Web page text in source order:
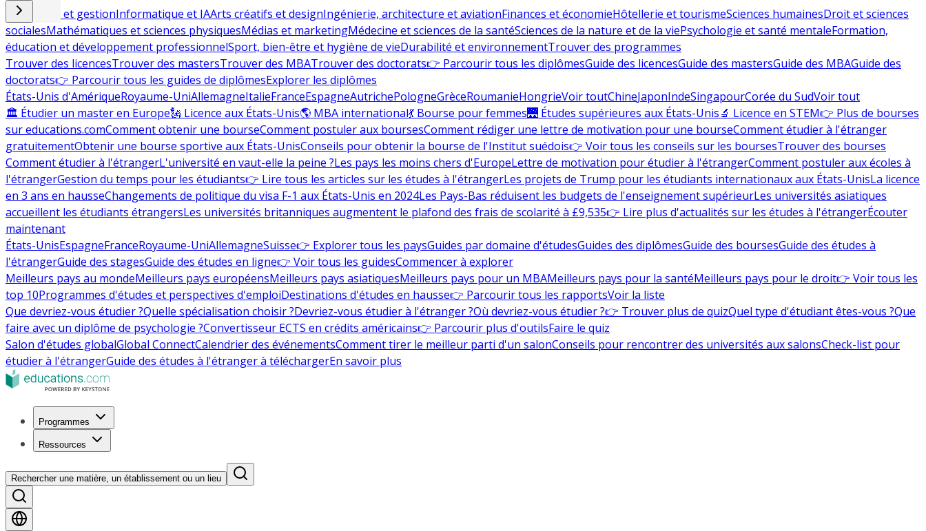
Commerce et gestionInformatique et IAArts créatifs et designIngénierie, architecture et aviationFinances et économieHôtellerie et tourismeSciences humainesDroit et sciences
socialesMathématiques et sciences physiquesMédias et marketingMédecine et sciences de la santéSciences de la nature et de la viePsychologie et santé mentaleFormation,
éducation et développement professionnelSport, bien-être et hygiène de vieDurabilité et environnementTrouver des programmes
Trouver des licencesTrouver des mastersTrouver des MBATrouver des doctorats👉 Parcourir tous les diplômesGuide des licencesGuide des mastersGuide des MBAGuide des
doctorats👉 Parcourir tous les guides de diplômesExplorer les diplômes
États-Unis d'AmériqueRoyaume-UniAllemagneItalieFranceEspagneAutrichePologneGrèceRoumanieHongrieVoir toutChineJaponIndeSingapourCorée du SudVoir tout
🏛 Étudier un master en Europe🗽 Licence aux États-Unis🌎 MBA international💃 Bourse pour femmes🌉 Études supérieures aux États-Unis🔬 Licence en STEM👉 Plus de bourses
sur educations.comComment obtenir une bourseComment postuler aux boursesComment rédiger une lettre de motivation pour une bourseComment étudier à l'étranger
gratuitementObtenir une bourse sportive aux États-UnisConseils pour obtenir la bourse de l'Institut suédois👉 Voir tous les conseils sur les boursesTrouver des bourses
Comment étudier à l'étrangerL'université en vaut-elle la peine ?Les pays les moins chers d'EuropeLettre de motivation pour étudier à l'étrangerComment postuler aux écoles à
l'étrangerGestion du temps pour les étudiants👉 Lire tous les articles sur les études à l'étrangerLes projets de Trump pour les étudiants internationaux aux États-UnisLa licence
en 3 ans en hausseChangements de politique du visa F-1 aux États-Unis en 2024Les Pays-Bas réduisent les budgets de l'enseignement supérieurLes universités asiatiques
accueillent les étudiants étrangersLes universités britanniques augmentent le plafond des frais de scolarité à £9,535👉 Lire plus d'actualités sur les études à l'étrangerÉcouter
maintenant
États-UnisEspagneFranceRoyaume-UniAllemagneSuisse👉 Explorer tous les paysGuides par domaine d'étudesGuides des diplômesGuide des boursesGuide des études à
l'étrangerGuide des stagesGuide des études en ligne👉 Voir tous les guidesCommencer à explorer
Meilleurs pays au mondeMeilleurs pays européensMeilleurs pays asiatiquesMeilleurs pays pour un MBAMeilleurs pays pour la santéMeilleurs pays pour le droit👉 Voir tous les
top 10Programmes d'études et perspectives d'emploiDestinations d'études en hausse👉 Parcourir tous les rapportsVoir la liste
Que devriez-vous étudier ?Quelle spécialisation choisir ?Devriez-vous étudier à l'étranger ?Où devriez-vous étudier ?👉 Trouver plus de quizQuel type d'étudiant êtes-vous ?Que
faire avec un diplôme de psychologie ?Convertisseur ECTS en crédits américains👉 Parcourir plus d'outilsFaire le quiz
Salon d'études globalGlobal ConnectCalendrier des événementsComment tirer le meilleur parti d'un salonConseils pour rencontrer des universités aux salonsCheck-list pour
étudier à l'étrangerGuide des études à l'étranger à téléchargerEn savoir plus
Programmes
Ressources
Rechercher une matière, un établissement ou un lieu